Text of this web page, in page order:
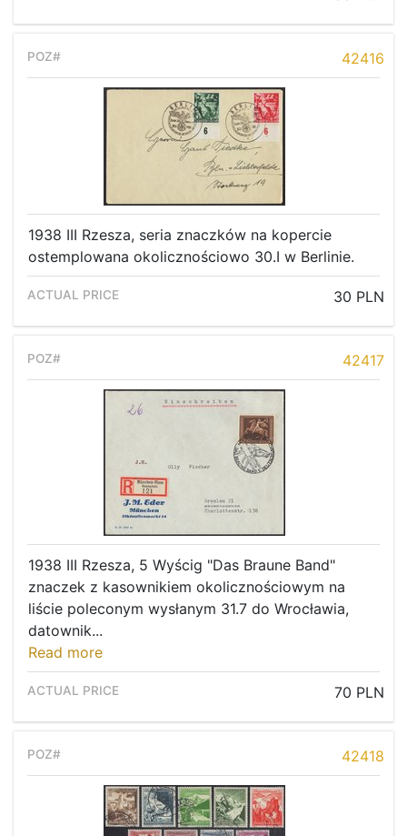
42416
1938 III Rzesza, seria znaczków na kopercie
ostemplowana okolicznościowo 30.I w Berlinie.
30 PLN
42417
1938 III Rzesza, 5 Wyścig "Das Braune Band"
znaczek z kasownikiem okolicznościowym na
liście poleconym wysłanym 31.7 do Wrocławia,
datownik...
Read more
70 PLN
42418